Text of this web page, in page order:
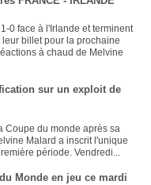
0 face à l'Irlande et terminent
billet pour la prochaine
à chaud de Melvine
sur un exploit de
Coupe du monde après sa
Malard a inscrit l'unique
période. Vendredi...
Monde en jeu ce mardi